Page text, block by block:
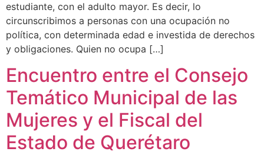
estudiante, con el adulto mayor. Es decir, lo
circunscribimos a personas con una ocupación no
política, con determinada edad e investida de derechos
y obligaciones. Quien no ocupa […]
Encuentro entre el Consejo
Temático Municipal de las
Mujeres y el Fiscal del
Estado de Querétaro